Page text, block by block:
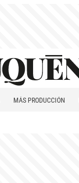
MÁS PRODUCCIÓN